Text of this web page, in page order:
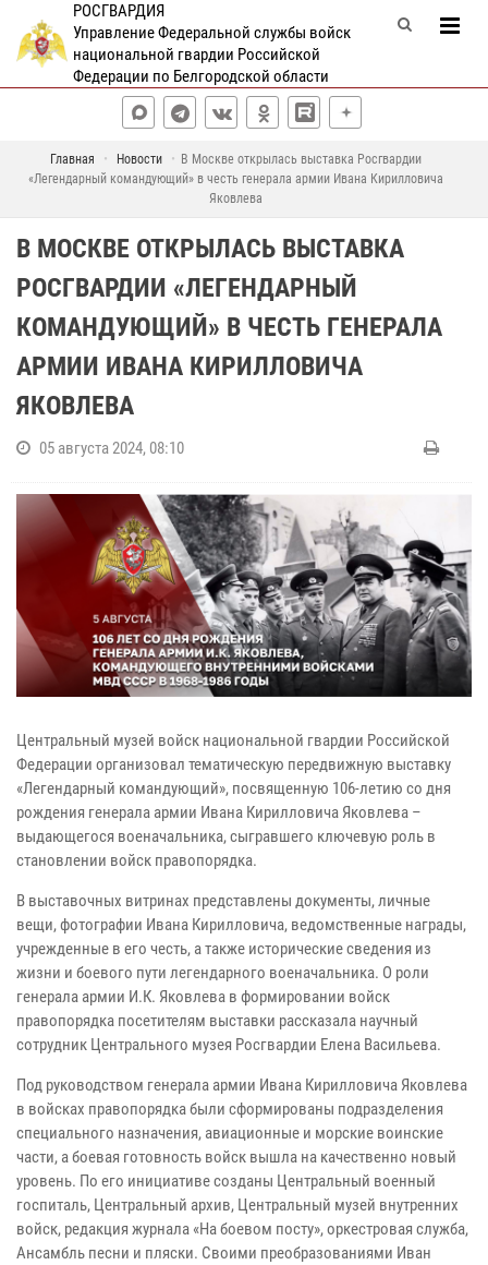
РОСГВАРДИЯ
Управление Федеральной службы войск
национальной гвардии Российской
Федерации по Белгородской области
Главная Новости
В Москве открылась выставка Росгвардии
«Легендарный командующий» в честь генерала армии Ивана Кирилловича
Яковлева
В МОСКВЕ ОТКРЫЛАСЬ ВЫСТАВКА
РОСГВАРДИИ «ЛЕГЕНДАРНЫЙ
КОМАНДУЮЩИЙ» В ЧЕСТЬ ГЕНЕРАЛА
АРМИИ ИВАНА КИРИЛЛОВИЧА
ЯКОВЛЕВА
05 августа 2024, 08:10
Центральный музей войск национальной гвардии Российской
Федерации организовал тематическую передвижную выставку
«Легендарный командующий», посвященную 106-летию со дня
рождения генерала армии Ивана Кирилловича Яковлева –
выдающегося военачальника, сыгравшего ключевую роль в
становлении войск правопорядка.
В выставочных витринах представлены документы, личные
вещи, фотографии Ивана Кирилловича, ведомственные награды,
учрежденные в его честь, а также исторические сведения из
жизни и боевого пути легендарного военачальника. О роли
генерала армии И.К. Яковлева в формировании войск
правопорядка посетителям выставки рассказала научный
сотрудник Центрального музея Росгвардии Елена Васильева.
Под руководством генерала армии Ивана Кирилловича Яковлева
в войсках правопорядка были сформированы подразделения
специального назначения, авиационные и морские воинские
части, а боевая готовность войск вышла на качественно новый
уровень. По его инициативе созданы Центральный военный
госпиталь, Центральный архив, Центральный музей внутренних
войск, редакция журнала «На боевом посту», оркестровая служба,
Ансамбль песни и пляски. Своими преобразованиями Иван